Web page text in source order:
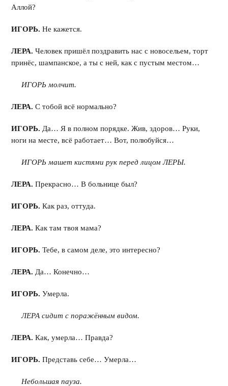
Аллой?
ИГОРЬ. Не кажется.
ЛЕРА. Человек пришёл поздравить нас с новосельем, торт
принёс, шампанское, а ты с ней, как с пустым местом…
ИГОРЬ молчит.
ЛЕРА. С тобой всё нормально?
ИГОРЬ. Да… Я в полном порядке. Жив, здоров… Руки,
ноги на месте, всё работает… Вот, полюбуйся…
ИГОРЬ машет кистями рук перед лицом ЛЕРЫ.
ЛЕРА. Прекрасно… В больнице был?
ИГОРЬ. Как раз, оттуда.
ЛЕРА. Как там твоя мама?
ИГОРЬ. Тебе, в самом деле, это интересно?
ЛЕРА. Да… Конечно…
ИГОРЬ. Умерла.
ЛЕРА сидит с поражённым видом.
ЛЕРА. Как, умерла… Правда?
ИГОРЬ. Представь себе… Умерла…
Небольшая пауза.